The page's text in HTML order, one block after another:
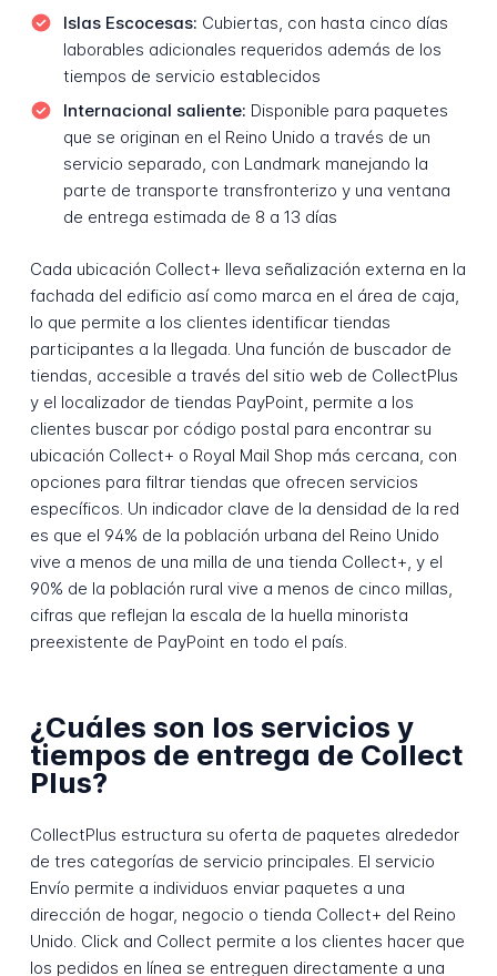
Islas Escocesas: Cubiertas, con hasta cinco días
laborables adicionales requeridos además de los
tiempos de servicio establecidos
Internacional saliente: Disponible para paquetes
que se originan en el Reino Unido a través de un
servicio separado, con Landmark manejando la
parte de transporte transfronterizo y una ventana
de entrega estimada de 8 a 13 días
Cada ubicación Collect+ lleva señalización externa en la
fachada del edificio así como marca en el área de caja,
lo que permite a los clientes identificar tiendas
participantes a la llegada. Una función de buscador de
tiendas, accesible a través del sitio web de CollectPlus
y el localizador de tiendas PayPoint, permite a los
clientes buscar por código postal para encontrar su
ubicación Collect+ o Royal Mail Shop más cercana, con
opciones para filtrar tiendas que ofrecen servicios
específicos. Un indicador clave de la densidad de la red
es que el 94% de la población urbana del Reino Unido
vive a menos de una milla de una tienda Collect+, y el
90% de la población rural vive a menos de cinco millas,
cifras que reflejan la escala de la huella minorista
preexistente de PayPoint en todo el país.
¿Cuáles son los servicios y
tiempos de entrega de Collect
Plus?
CollectPlus estructura su oferta de paquetes alrededor
de tres categorías de servicio principales. El servicio
Envío permite a individuos enviar paquetes a una
dirección de hogar, negocio o tienda Collect+ del Reino
Unido. Click and Collect permite a los clientes hacer que
los pedidos en línea se entreguen directamente a una